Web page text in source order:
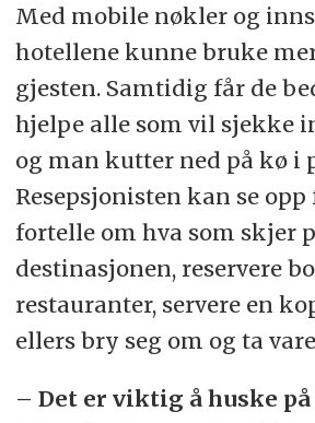
Med mobile nøkler og
hotellene kunne bruke
gjesten. Samtidig får de
hjelpe alle som vil sjekke
og man kutter ned på kø i
Resepsjonisten kan se
fortelle om hva som skjer
destinasjonen, reservere
restauranter, servere en
ellers bry seg om og ta
– Det er viktig å huske på